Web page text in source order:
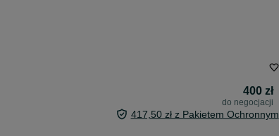
400 zł
do negocjacji
417,50 zł z Pakietem Ochronnym